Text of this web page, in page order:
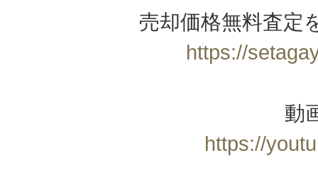
売却価格無料査定
https://
動
https://